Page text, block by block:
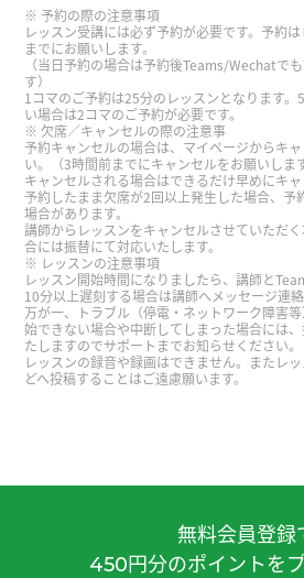
と毎日コツコツやっていたら終
たことが信じられない。根気よ
たおかげです。明日からはもう
て忘れたところをやり直します
くお願いします。( 40代 女性 )
多谢老师！！今天的文章，虽然
加油！
多谢老师！！好久不见了，能够
心！下次再见！！
謝謝！( 40代 女性 )
( 40代 女性 )
予約の際の注意事項
レッスン受講には必ず予約が必要です。予約
までにお願いします。
（当日予約の場合は予約後Teams/Wechatで
す）
1コマのご予約は25分のレッスンとなります
い場合は2コマのご予約が必要です。
欠席／キャンセルの際の注意事
予約キャンセルの場合は、マイページからキ
い。（3時間前までにキャンセルをお願いしま
キャンセルされる場合はできるだけ早めにキャ
予約したまま欠席が2回以上発生した場合、予
場合があります。
講師からレッスンをキャンセルさせていただ
合には振替にて対応いたします。
レッスンの注意事項
レッスン開始時間になりましたら、講師と
10分以上遅刻する場合は講師へメッセージ連絡
万が一、トラブル（停電・ネットワーク障害
始できない場合や中断してしまった場合には
たしますのでサポートまでお知らせください。
レッスンの録音や録画はできません。またレ
どへ投稿することはご遠慮願います。
無料会員登録
450円分のポイントを